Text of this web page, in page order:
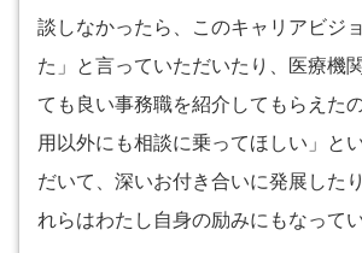
談しなかったら、このキャリアビジ
た」と言っていただいたり、医療機
ても良い事務職を紹介してもらえた
用以外にも相談に乗ってほしい」と
だいて、深いお付き合いに発展した
れらはわたし自身の励みにもなってい